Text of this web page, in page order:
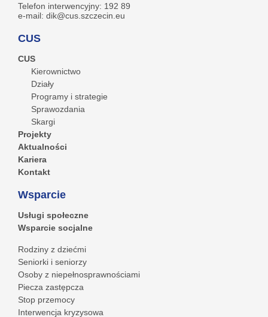
Telefon interwencyjny: 192 89
e-mail: dik@cus.szczecin.eu
CUS
CUS
Kierownictwo
Działy
Programy i strategie
Sprawozdania
Skargi
Projekty
Aktualności
Kariera
Kontakt
Wsparcie
Usługi społeczne
Wsparcie socjalne
Rodziny z dziećmi
Seniorki i seniorzy
Osoby z niepełnosprawnościami
Piecza zastępcza
Stop przemocy
Interwencja kryzysowa